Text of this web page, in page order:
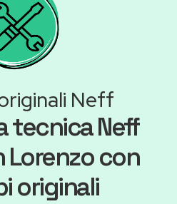
Neff
tecnica Neff
Lorenzo con
originali